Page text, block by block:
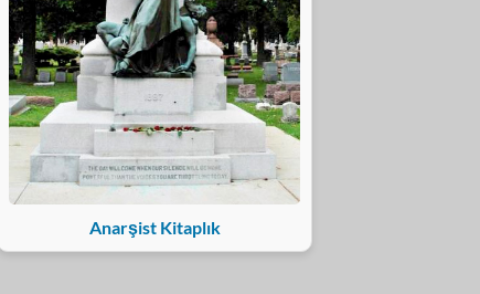
Anarşist Kitaplık